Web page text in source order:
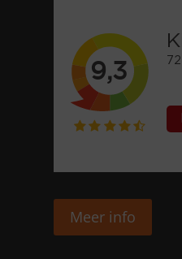
Meer info